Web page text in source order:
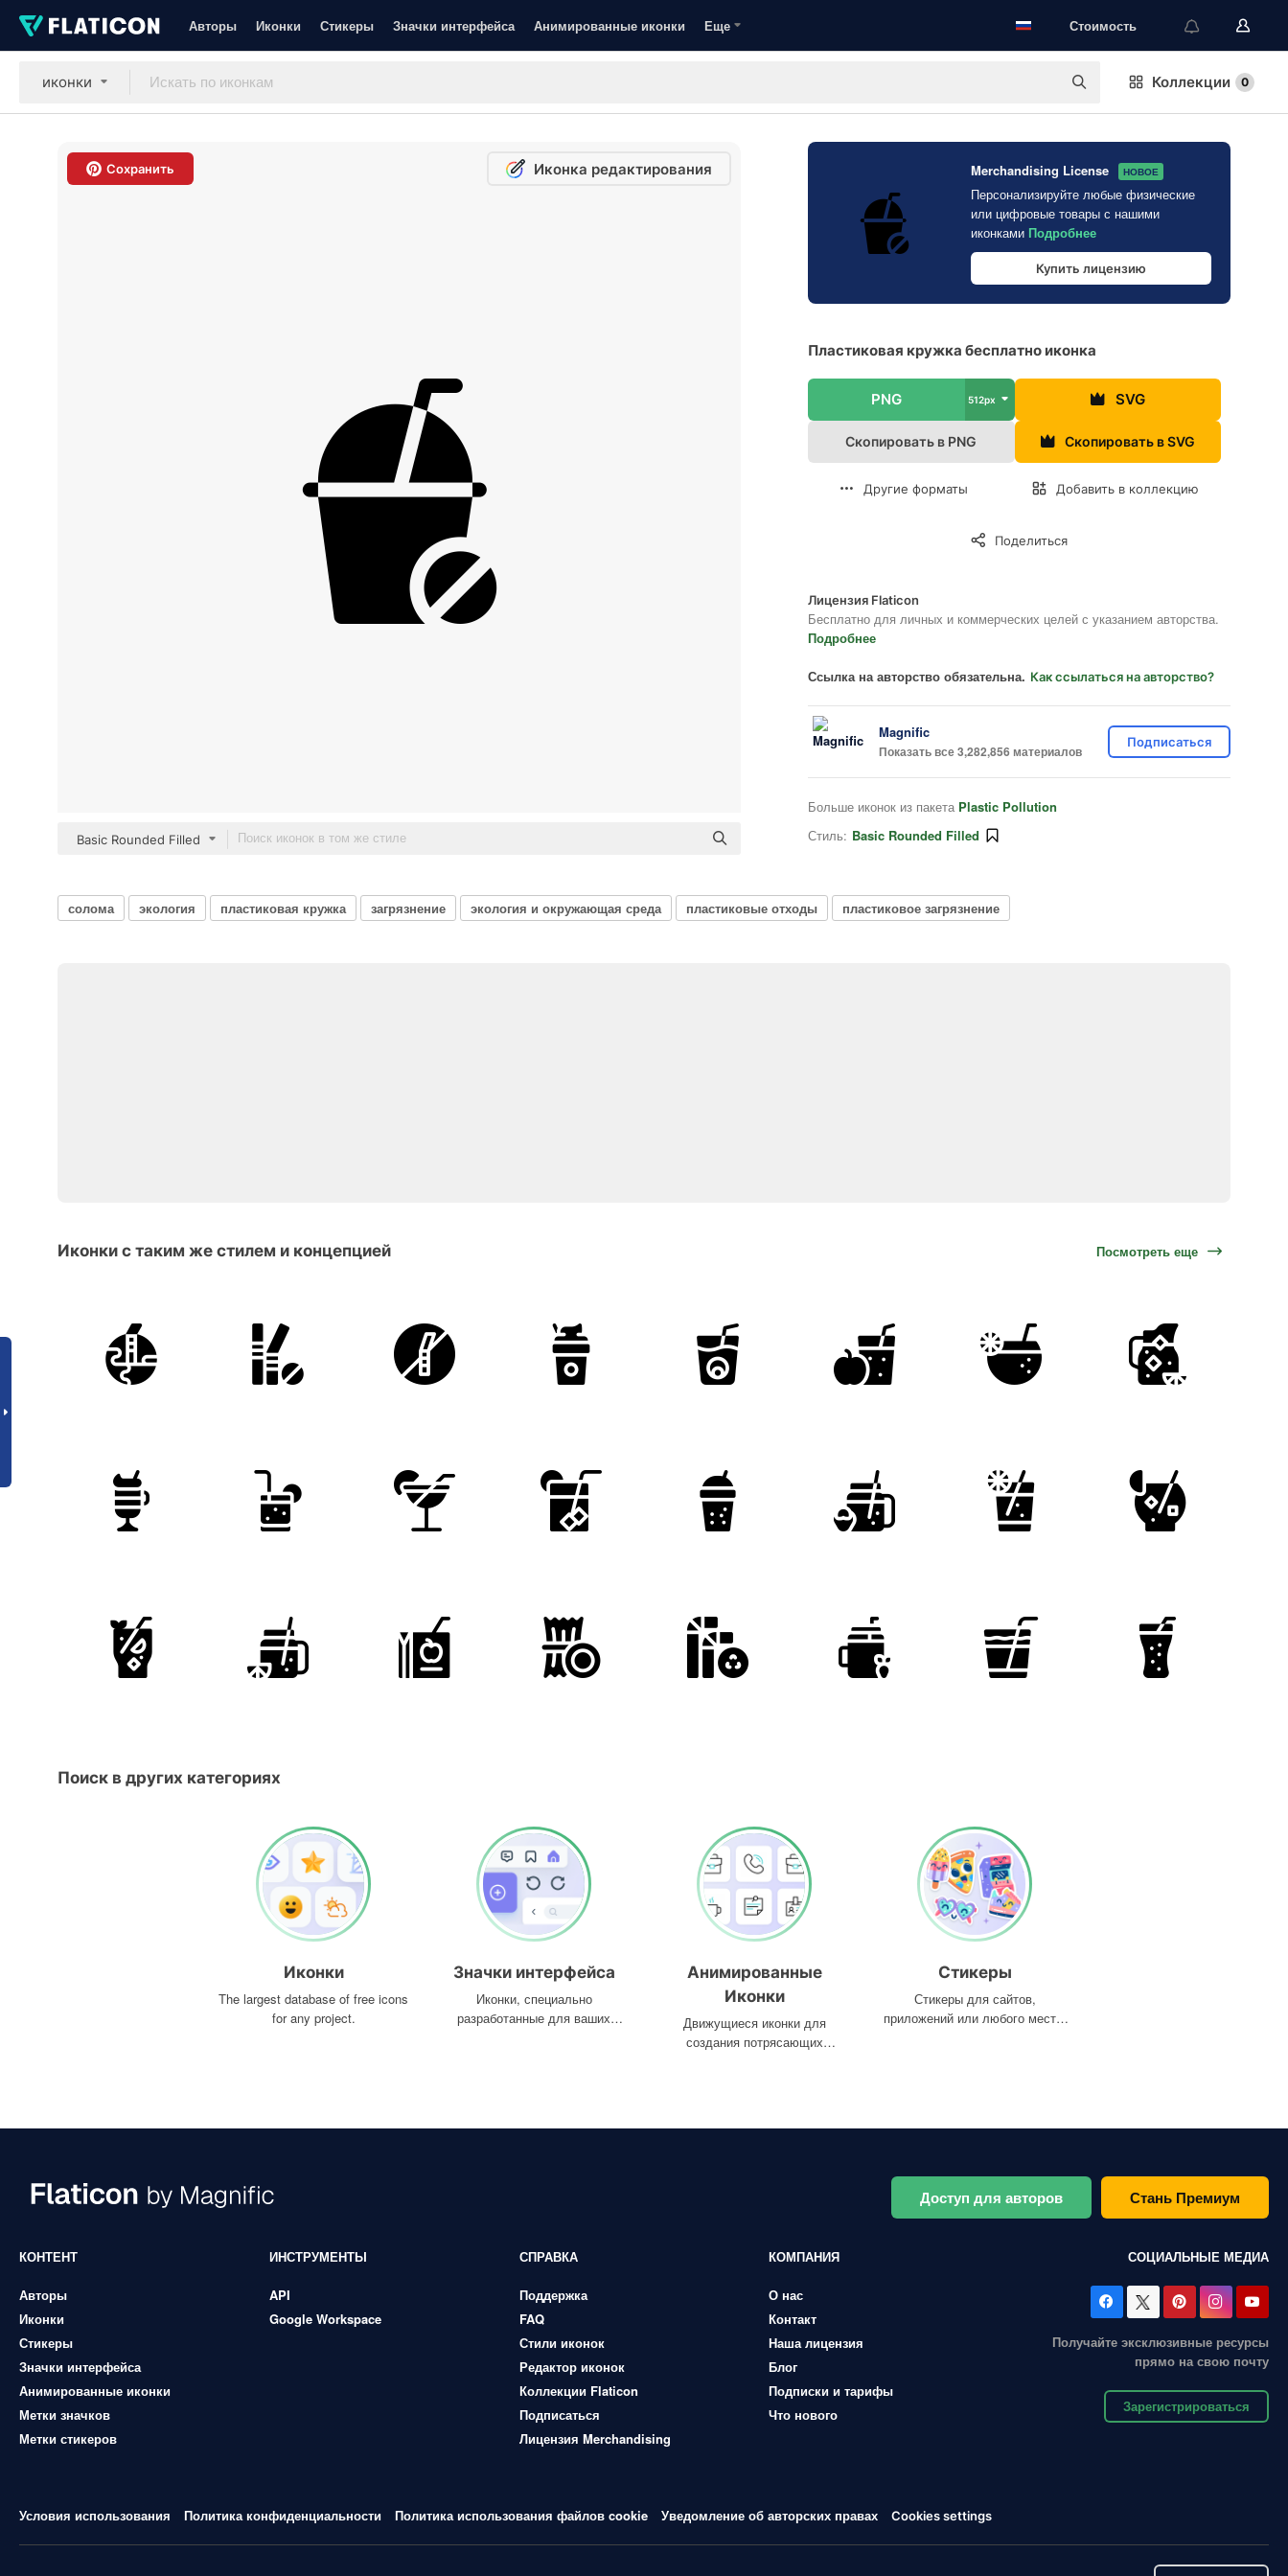
Авторы Иконки Стикеры Значки интерфейса Анимированные иконки Еще Стоимость
иконки Коллекции 0
Сохранить Иконка редактирования
Basic Rounded Filled
Merchandising License НОВОЕ
Персонализируйте любые физические
или цифровые товары с нашими
иконками Подробнее
Купить лицензию
Пластиковая кружка бесплатно иконка
PNG 512px SVG
Скопировать в PNG Скопировать в SVG
Другие форматы Добавить в коллекцию
Поделиться
Лицензия Flaticon
Бесплатно для личных и коммерческих целей с указанием авторства.
Подробнее
Ссылка на авторство обязательна. Как ссылаться на авторство?
Magnific
Показать все 3,282,856 материалов
Подписаться
Больше иконок из пакета Plastic Pollution
Стиль: Basic Rounded Filled
солома экология пластиковая кружка загрязнение экология и окружающая среда пластиковые отходы пластиковое загрязнение
Иконки с таким же стилем и концепцией Посмотреть еще
Поиск в других категориях
Иконки
The largest database of free icons
for any project.
Значки интерфейса
Иконки, специально
разработанные для ваших
Анимированные
Иконки
Движущиеся иконки для
создания потрясающих
Стикеры
Стикеры для сайтов,
приложений или любого места,
Доступ для авторов Стань Премиум
КОНТЕНТ
Авторы
Иконки
Стикеры
Значки интерфейса
Анимированные иконки
Метки значков
Метки стикеров
ИНСТРУМЕНТЫ
API
Google Workspace
СПРАВКА
Поддержка
FAQ
Стили иконок
Редактор иконок
Коллекции Flaticon
Подписаться
Лицензия Merchandising
КОМПАНИЯ
О нас
Контакт
Наша лицензия
Блог
Подписки и тарифы
Что нового
СОЦИАЛЬНЫЕ МЕДИА
Получайте эксклюзивные ресурсы
прямо на свою почту
Зарегистрироваться
Условия использования Политика конфиденциальности Политика использования файлов cookie Уведомление об авторских правах Cookies settings